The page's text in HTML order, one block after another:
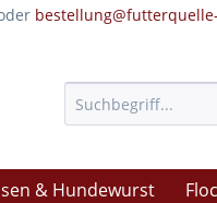
& Hundewurst